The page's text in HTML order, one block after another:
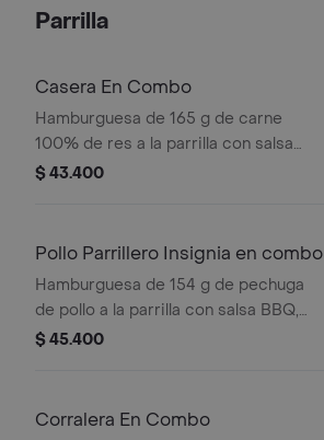
tomate y mostaza en pan papa
Parrilla
Casera En Combo
Hamburguesa de 165 g de carne
100% de res a la parrilla con salsa
bbq, queso americano, cebolla,
cascos) + bebida
$ 43.400
Pollo Parrillero Insignia en combo
Hamburguesa de 154 g de pechuga
de pollo a la parrilla con salsa BBQ,
tocineta, una tajada de queso tipo
pan papa + papas medianas (Corral o
$ 45.400
Corralera En Combo